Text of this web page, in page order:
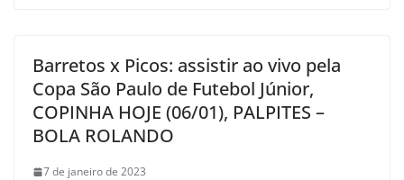
Barretos x Picos: assistir ao vivo pela
Copa São Paulo de Futebol Júnior,
COPINHA HOJE (06/01), PALPITES –
BOLA ROLANDO
7 de janeiro de 2023